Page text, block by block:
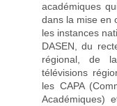
académiques
dans la mise en
les instances
DASEN, du
régional, de
télévisions
les CAPA
Académiques)